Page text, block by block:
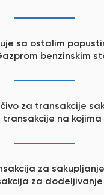
sa ostalim
benzinskim
za transakcije
transakcije na
za
za dodeljivanje